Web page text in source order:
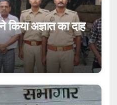
अज्ञात का दाह